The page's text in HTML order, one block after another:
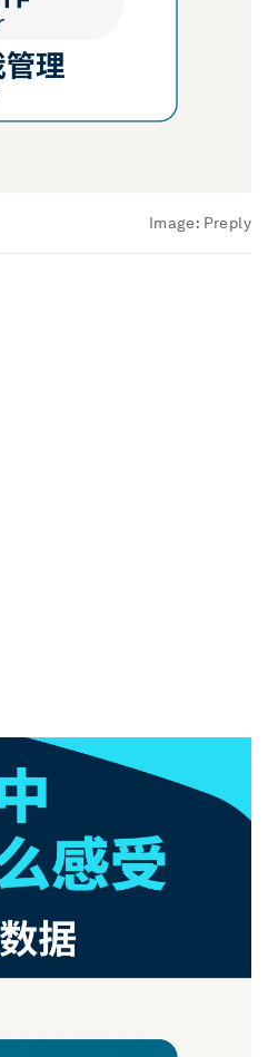
Image: Preply